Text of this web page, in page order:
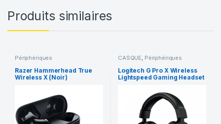
Produits similaires
Périphériques
Razer Hammerhead True
Wireless X (Noir)
CASQUE, Périphériques
Logitech G Pro X Wireless
Lightspeed Gaming Headset